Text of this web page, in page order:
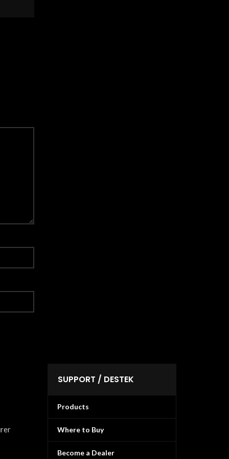
SUPPORT / DESTEK
Products
Where to Buy
Become a Dealer